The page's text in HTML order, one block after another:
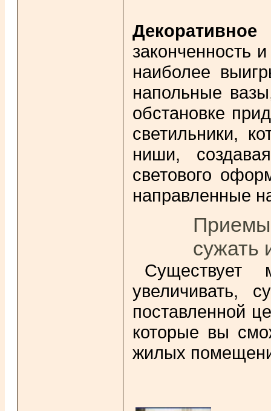
законченность
наиболее
напольные
обстановке
светильники,
ниши,
светового
направленные
сужать
увеличивать,
поставленной
которые вы
жилых